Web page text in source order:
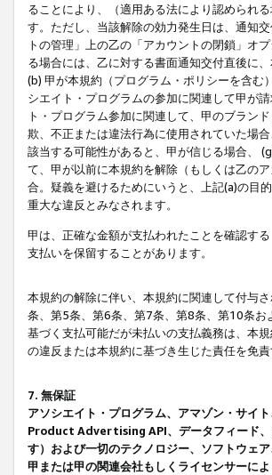
ることにより、（適用ある法により認められ
す。ただし、当該解除の効力発生日は、通知
トの管理」上の乙の「アカウントの閉鎖」オ
る場合には、乙に対する書面通知交付直後に
(b) 甲が本規約（プログラム・ポリシーを含む
シエイト・プログラムの参加に関連して甲が
ト・プログラム参加に関連して、甲のブラン
欺、不正または違法行為に使用されていた場
該当する可能性があると、甲が信じる場合、
て、甲が以前に本規約を解除（もしくは乙の
合。疑義を避けるためにいうと、上記(a)の目
重大な違反とみなされます。
甲は、正確な金額が支払われたことを確認す
支払いを保留することがあります。
本規約の解除に伴い、本規約に関連して付与
条、第5条、第6条、第7条、第8条、第10条
基づく支払可能だが未払いの支払義務は、本
の違反または本規約に基づき生じた責任を免
7. 無保証
アソシエイト・プログラム、アマゾン・サイ
Product Advertising API、データフィード、
す）および一切のテクノロジー、ソフトウェ
甲または甲の関連会社もしくライセンサーに